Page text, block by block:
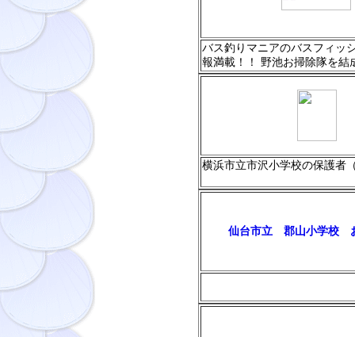
バス釣りマニアのバスフィッ
報満載！！ 野池お掃除隊を結
横浜市立市沢小学校の保護者
仙台市立 郡山小学校